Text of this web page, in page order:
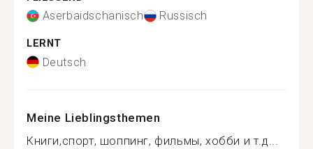
Aserbaidschanisch Russisch
LERNT
Deutsch
Meine Lieblingsthemen
Книги,спорт, шоппинг, фильмы, хобби и т.д...